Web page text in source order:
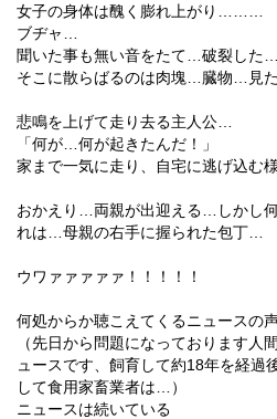
女子の身体は醜く膨れ上がり………
ブヂャ…
聞いた事も無い音をたて…破裂した…
そこに散らばるのは肉塊…臓物…見
悲鳴を上げて走り去る主人公…
「何が…何が起きたんだ！」
家まで一気に走り、自宅に逃げ込む
おかえり…両親が出迎える…しかし
れは…母親の右手に握られた包丁…
ウワァァァァァ！！！！！
何処からか聴こえてくるニュースの
（先日から問題になっております人
ュースです、飼育して約18年を経過
して食用家畜業者は…）
ニュースは続いている